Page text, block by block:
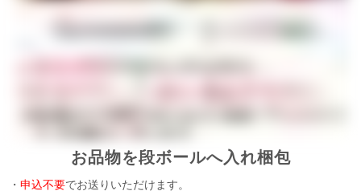
お品物を段ボールへ入れ梱包
・申込不要でお送りいただけます。